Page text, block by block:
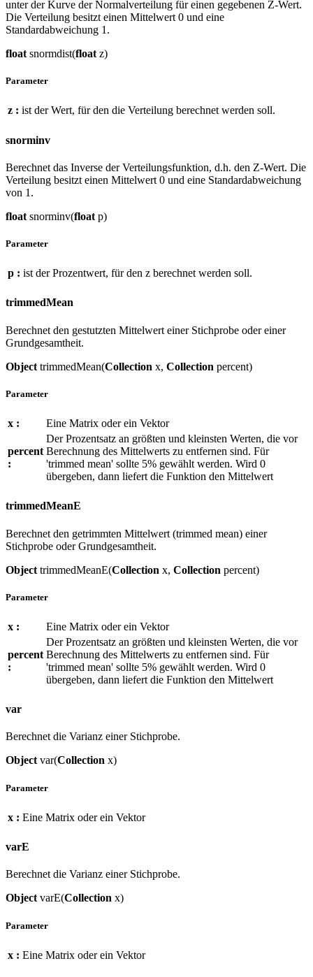
unter der Kurve der Normalverteilung für einen gegebenen Z-Wert.
Die Verteilung besitzt einen Mittelwert 0 und eine
Standardabweichung 1.
float snormdist(float z)
Parameter
z : ist der Wert, für den die Verteilung berechnet werden soll.
snorminv
Berechnet das Inverse der Verteilungsfunktion, d.h. den Z-Wert. Die
Verteilung besitzt einen Mittelwert 0 und eine Standardabweichung
von 1.
float snorminv(float p)
Parameter
p : ist der Prozentwert, für den z berechnet werden soll.
trimmedMean
Berechnet den gestutzten Mittelwert einer Stichprobe oder einer
Grundgesamtheit.
Object trimmedMean(Collection x, Collection percent)
Parameter
x : Eine Matrix oder ein Vektor
percent
:
Der Prozentsatz an größten und kleinsten Werten, die vor
Berechnung des Mittelwerts zu entfernen sind. Für
'trimmed mean' sollte 5% gewählt werden. Wird 0
übergeben, dann liefert die Funktion den Mittelwert
trimmedMeanE
Berechnet den getrimmten Mittelwert (trimmed mean) einer
Stichprobe oder Grundgesamtheit.
Object trimmedMeanE(Collection x, Collection percent)
Parameter
x : Eine Matrix oder ein Vektor
percent
:
Der Prozentsatz an größten und kleinsten Werten, die vor
Berechnung des Mittelwerts zu entfernen sind. Für
'trimmed mean' sollte 5% gewählt werden. Wird 0
übergeben, dann liefert die Funktion den Mittelwert
var
Berechnet die Varianz einer Stichprobe.
Objectvar(Collection x)
Parameter
x : Eine Matrix oder ein Vektor
varE
Berechnet die Varianz einer Stichprobe.
Object varE(Collection x)
Parameter
x : Eine Matrix oder ein Vektor